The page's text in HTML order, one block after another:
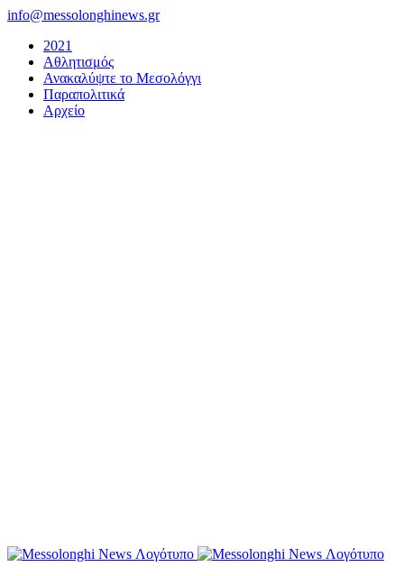
Μετάβαση
περιεχόμενο
info@messolonghinews.gr
2021
Αθλητισμός
Ανακαλύψτε το Μεσολόγγι
Παραπολιτικά
Αρχείο